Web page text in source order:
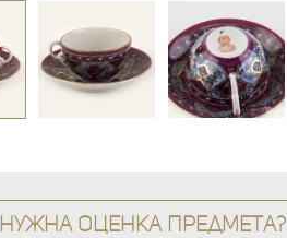
Нужна оценка предмета?